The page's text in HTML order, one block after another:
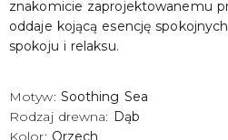
znakomicie zaprojektowanemu
oddaje kojącą esencję
spokoju i relaksu.
Motyw: Soothing Sea
Rodzaj drewna: Dąb
Kolor: Orzech